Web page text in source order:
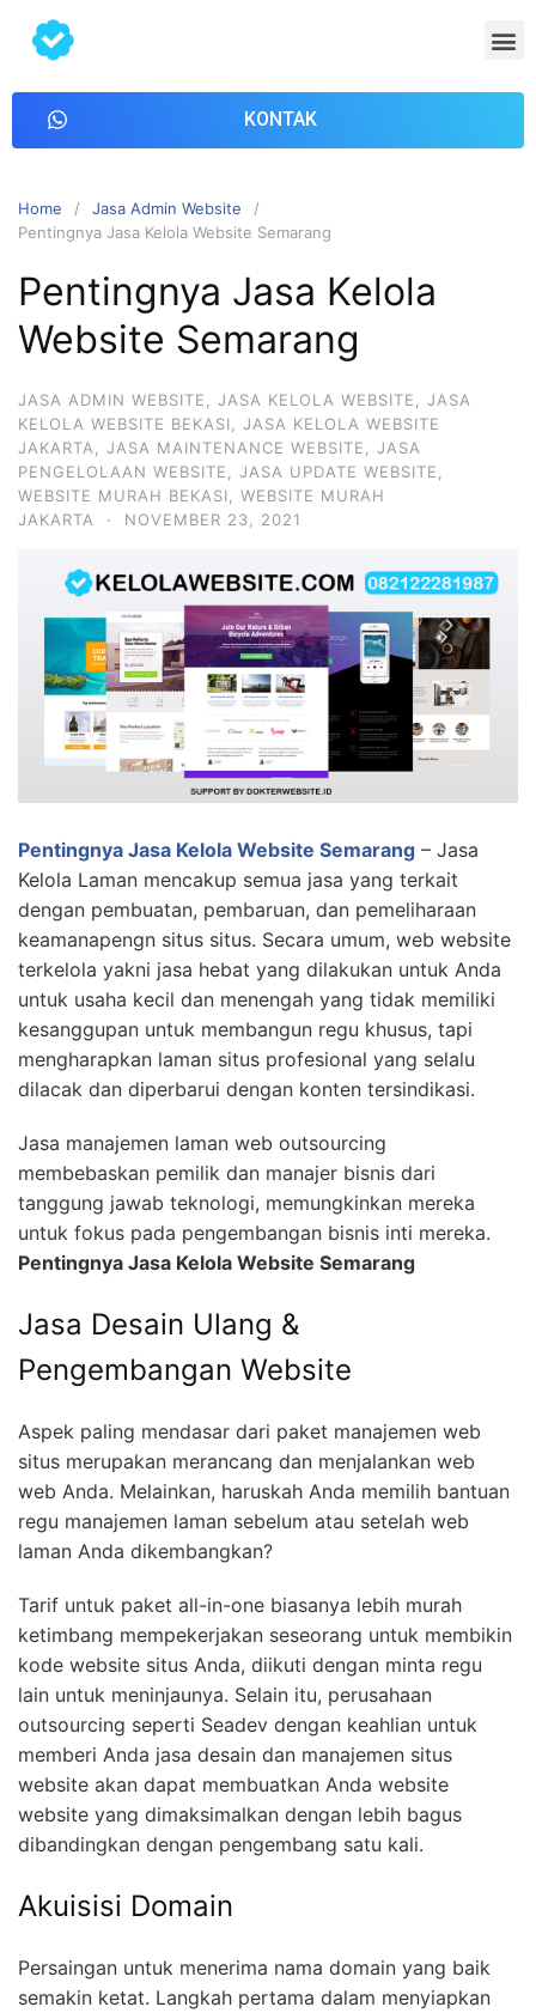
KONTAK
Home
Jasa Admin Website
Pentingnya Jasa Kelola Website Semarang
Pentingnya Jasa Kelola
Website Semarang
JASA ADMIN WEBSITE, JASA KELOLA WEBSITE, JASA
KELOLA WEBSITE BEKASI, JASA KELOLA WEBSITE
JAKARTA, JASA MAINTENANCE WEBSITE, JASA
PENGELOLAAN WEBSITE, JASA UPDATE WEBSITE,
WEBSITE MURAH BEKASI, WEBSITE MURAH
JAKARTA
· NOVEMBER 23, 2021
Pentingnya Jasa Kelola Website Semarang – Jasa
Kelola Laman mencakup semua jasa yang terkait
dengan pembuatan, pembaruan, dan pemeliharaan
keamanapengn situs situs. Secara umum, web website
terkelola yakni jasa hebat yang dilakukan untuk Anda
untuk usaha kecil dan menengah yang tidak memiliki
kesanggupan untuk membangun regu khusus, tapi
mengharapkan laman situs profesional yang selalu
dilacak dan diperbarui dengan konten tersindikasi.
Jasa manajemen laman web outsourcing
membebaskan pemilik dan manajer bisnis dari
tanggung jawab teknologi, memungkinkan mereka
untuk fokus pada pengembangan bisnis inti mereka.
Pentingnya Jasa Kelola Website Semarang
Jasa Desain Ulang &
Pengembangan Website
Aspek paling mendasar dari paket manajemen web
situs merupakan merancang dan menjalankan web
web Anda. Melainkan, haruskah Anda memilih bantuan
regu manajemen laman sebelum atau setelah web
laman Anda dikembangkan?
Tarif untuk paket all-in-one biasanya lebih murah
ketimbang mempekerjakan seseorang untuk membikin
kode website situs Anda, diikuti dengan minta regu
lain untuk meninjaunya. Selain itu, perusahaan
outsourcing seperti Seadev dengan keahlian untuk
memberi Anda jasa desain dan manajemen situs
website akan dapat membuatkan Anda website
website yang dimaksimalkan dengan lebih bagus
dibandingkan dengan pengembang satu kali.
Akuisisi Domain
Persaingan untuk menerima nama domain yang baik
semakin ketat. Langkah pertama dalam menyiapkan